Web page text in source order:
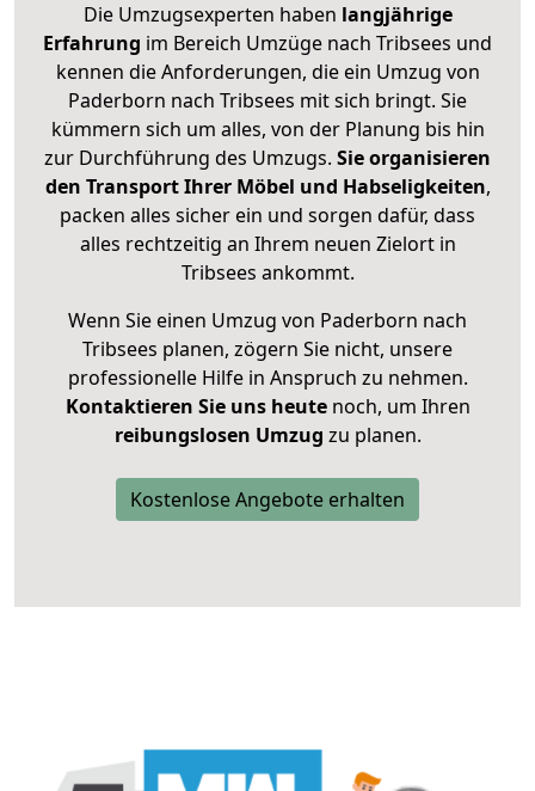
Die Umzugsexperten haben langjährige
Erfahrung im Bereich Umzüge nach Tribsees und
kennen die Anforderungen, die ein Umzug von
Paderborn nach Tribsees mit sich bringt. Sie
kümmern sich um alles, von der Planung bis hin
zur Durchführung des Umzugs. Sie organisieren
den Transport Ihrer Möbel und Habseligkeiten,
packen alles sicher ein und sorgen dafür, dass
alles rechtzeitig an Ihrem neuen Zielort in
Tribsees ankommt.
Wenn Sie einen Umzug von Paderborn nach
Tribsees planen, zögern Sie nicht, unsere
professionelle Hilfe in Anspruch zu nehmen.
Kontaktieren Sie uns heutenoch, um Ihren
reibungslosen Umzug zu planen.
Kostenlose Angebote erhalten